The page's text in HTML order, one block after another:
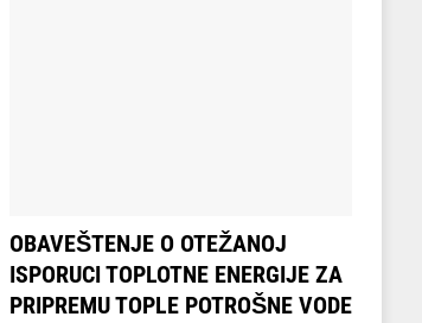
OBAVEŠTENJE O OTEŽANOJ
ISPORUCI TOPLOTNE ENERGIJE ZA
PRIPREMU TOPLE POTROŠNE VODE